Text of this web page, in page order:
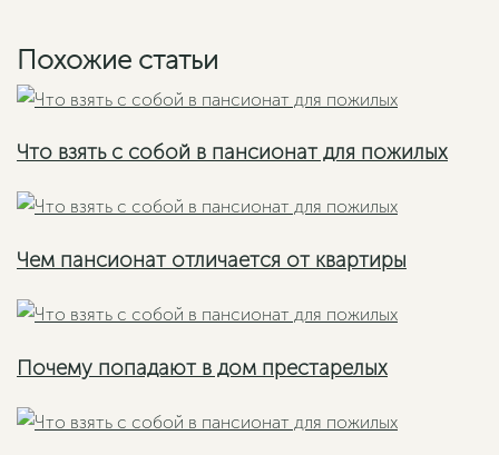
Похожие статьи
Что взять с собой в пансионат для пожилых
Чем пансионат отличается от квартиры
Почему попадают в дом престарелых